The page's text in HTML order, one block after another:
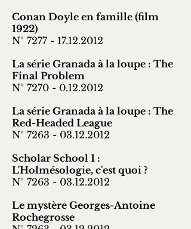
Conan Doyle en famille (film
1922)
N° 7277 - 17.12.2012
La série Granada à la loupe : The
Final Problem
N° 7270 - 0.12.2012
La série Granada à la loupe : The
Red-Headed League
N° 7263 - 03.12.2012
Scholar School 1 :
L'Holmésologie, c'est quoi ?
N° 7263 - 03.12.2012
Le mystère Georges-Antoine
Rochegrosse